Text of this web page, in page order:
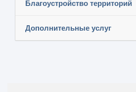
Благоустройство территорий
Дополнительные услуг